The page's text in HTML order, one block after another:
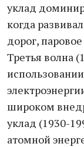
уклад
когда
дорог,
Третья волна
широком
уклад (1930-
атомной